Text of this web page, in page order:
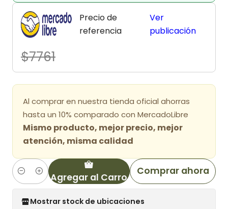
Precio de
referencia
$7761
Ver
publicación
Al comprar en nuestra tienda oficial ahorras
hasta un 10% comparado con MercadoLibre
Mismo producto, mejor precio, mejor
atención, misma calidad
Cantidad Agregar al Carro
Comprar ahora
Mostrar stock de ubicaciones